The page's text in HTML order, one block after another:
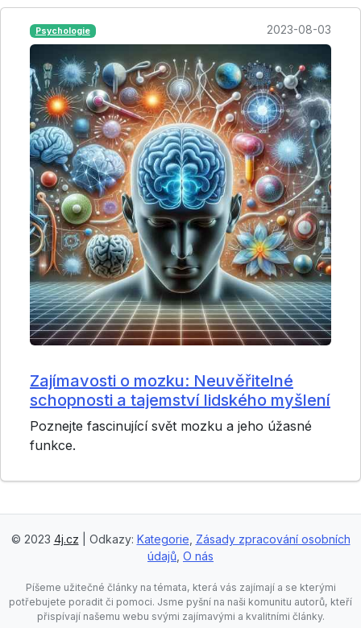
Psychologie 2023-08-03
Zajímavosti o mozku: Neuvěřitelné
schopnosti a tajemství lidského myšlení
Poznejte fascinující svět mozku a jeho úžasné
funkce.
© 2023 4j.cz | Odkazy: Kategorie, Zásady zpracování osobních
údajů, O nás
Píšeme užitečné články na témata, která vás zajímají a se kterými
potřebujete poradit či pomoci. Jsme pyšní na naši komunitu autorů, kteří
přispívají našemu webu svými zajímavými a kvalitními články.